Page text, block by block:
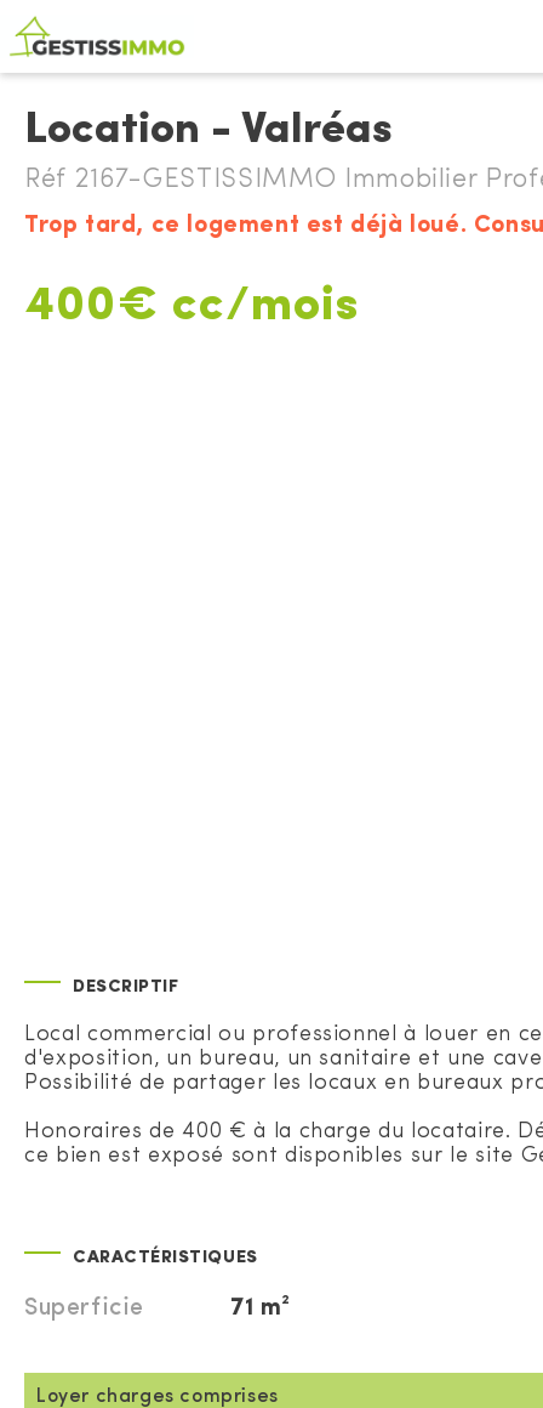
Location - Valréas
Réf 2167-GESTISSIMMO Immobilier
Trop tard, ce logement est déjà loué.
400€ cc/mois
DESCRIPTIF
Local commercial ou professionnel à louer en
d'exposition, un bureau, un sanitaire et une cave
Possibilité de partager les locaux en bureaux
Honoraires de 400 € à la charge du locataire.
ce bien est exposé sont disponibles sur le site
CARACTÉRISTIQUES
Superficie 71 m²
Loyer charges comprises